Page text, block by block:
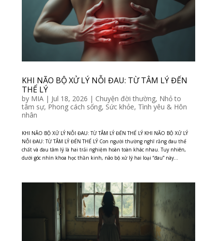
KHI NÃO BỘ XỬ LÝ NỖI ĐAU: TỪ TÂM LÝ ĐẾN
THỂ LÝ
by MIA| Jul 18, 2026 | Chuyện đời thường, Nhỏ to
tâm sự, Phong cách sống, Sức khỏe, Tình yêu & Hôn
nhân
KHI NÃO BỘ XỬ LÝ NỖI ĐAU: TỪ TÂM LÝ ĐẾN THỂ LÝ KHI NÃO BỘ XỬ LÝ
NỖI ĐAU: TỪ TÂM LÝ ĐẾN THỂ LÝ Con người thường nghĩ rằng đau thể
chất và đau tâm lý là hai trải nghiệm hoàn toàn khác nhau. Tuy nhiên,
dưới góc nhìn khoa học thần kinh, não bộ xử lý hai loại “đau” này...